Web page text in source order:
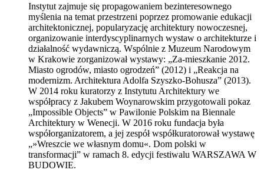
Instytut zajmuje się propagowaniem bezinteresownego
myślenia na temat przestrzeni poprzez promowanie edukacji
architektonicznej, popularyzację architektury nowoczesnej,
organizowanie interdyscyplinarnych wystaw o architekturze i
działalność wydawniczą. Wspólnie z Muzeum Narodowym
w Krakowie zorganizował wystawy: „Za-mieszkanie 2012.
Miasto ogrodów, miasto ogrodzeń” (2012) i „Reakcja na
modernizm. Architektura Adolfa Szyszko-Bohusza” (2013).
W 2014 roku kuratorzy z Instytutu Architektury we
współpracy z Jakubem Woynarowskim przygotowali pokaz
„Impossible Objects” w Pawilonie Polskim na Biennale
Architektury w Wenecji. W 2016 roku fundacja była
współorganizatorem, a jej zespół współkuratorował wystawę
„»Wreszcie we własnym domu«. Dom polski w
transformacji” w ramach 8. edycji festiwalu WARSZAWA W
BUDOWIE.